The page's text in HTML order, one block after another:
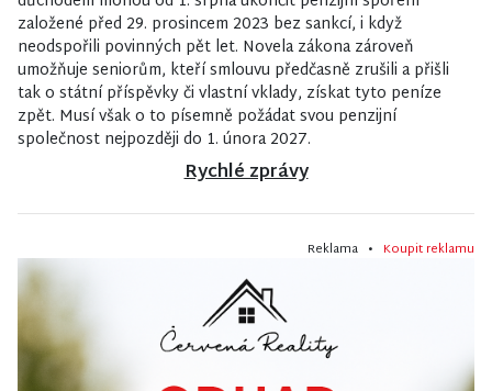
založené před 29. prosincem 2023 bez sankcí, i když
neodspořili povinných pět let. Novela zákona zároveň
umožňuje seniorům, kteří smlouvu předčasně zrušili a přišli
tak o státní příspěvky či vlastní vklady, získat tyto peníze
zpět. Musí však o to písemně požádat svou penzijní
společnost nejpozději do 1. února 2027.
Rychlé zprávy
Reklama • Koupit reklamu